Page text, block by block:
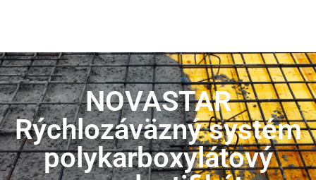
NOVASTAR
Rýchlozáväzný systém
polykarboxylátový